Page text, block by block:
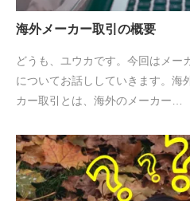
海外メーカー取引の概要
どうも、ユウカです。今回はメー
についてお話ししていきます。海
カー取引とは、海外のメーカー…